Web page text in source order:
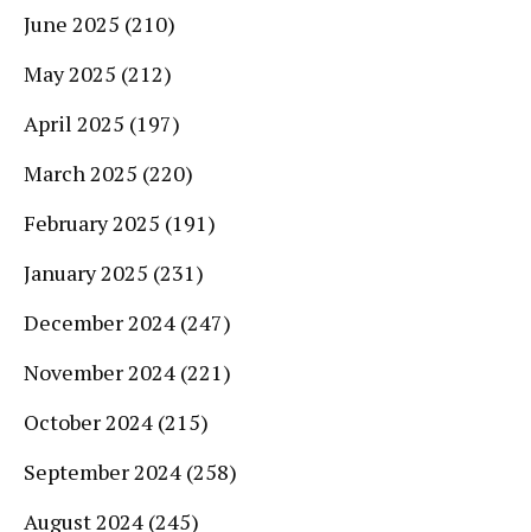
June 2025 (210)
May 2025 (212)
April 2025 (197)
March 2025 (220)
February 2025 (191)
January 2025 (231)
December 2024 (247)
November 2024 (221)
October 2024 (215)
September 2024 (258)
August 2024 (245)